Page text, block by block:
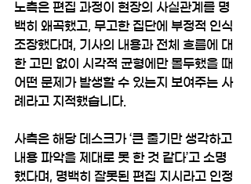
노측은 편집 과정이 현장의 사실관계를 명
백히 왜곡했고, 무고한 집단에 부정적 인식
조장했다며, 기사의 내용과 전체 흐름에 대
한 고민 없이 시각적 균형에만 몰두했을 때
어떤 문제가 발생할 수 있는지 보여주는 사
례라고 지적했습니다.
사측은 해당 데스크가 ‘큰 줄기만 생각하고
내용 파악을 제대로 못 한 것 같다’고 소명
했다며, 명백히 잘못된 편집 지시라고 인정